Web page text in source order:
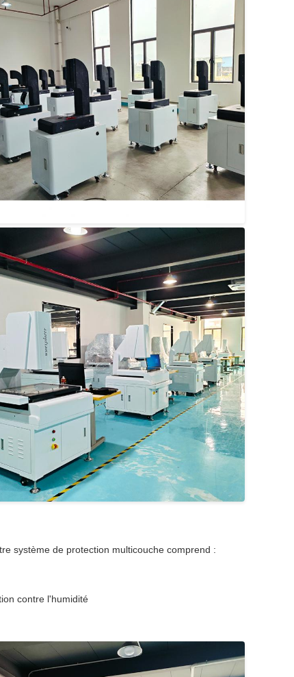
système de protection multicouche comprend :
contre l'humidité